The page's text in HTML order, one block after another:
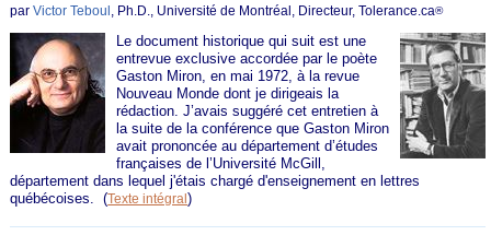
parVictor Teboul, Ph.D., Université de Montréal, Directeur, Tolerance.ca®
Le document historique qui suit est une
entrevue exclusive accordée par le poète
Gaston Miron, en mai 1972, à la revue
Nouveau Monde dont je dirigeais la
rédaction. J’avais suggéré cet entretien à
la suite de la conférence que Gaston Miron
avait prononcée au département d’études
françaises de l’Université McGill,
département dans lequel j'étais chargé d'enseignement en lettres
québécoises.(Texte intégral)